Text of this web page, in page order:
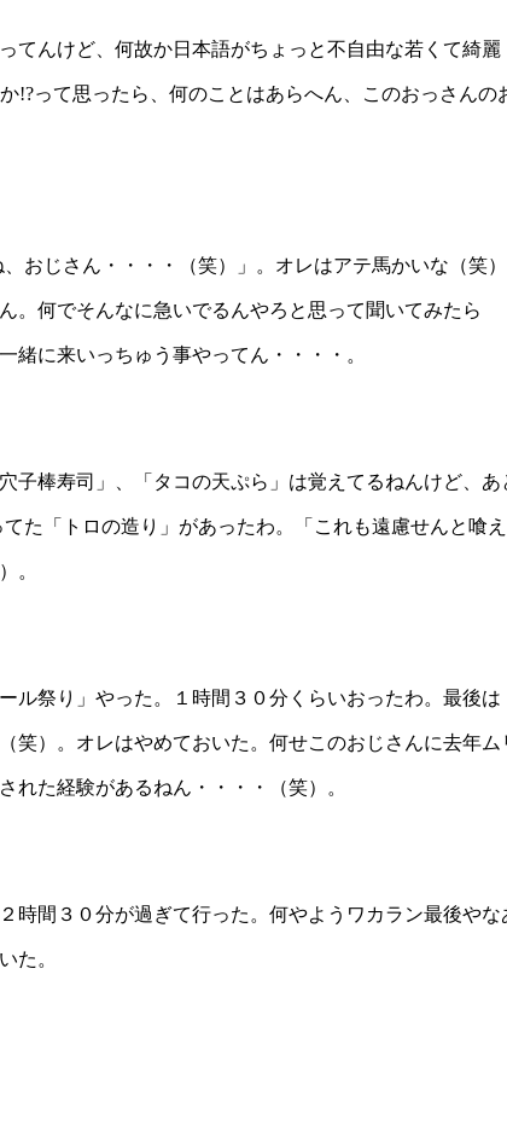
んけど、何故か日本語がちょっと不自由な若くて綺麗
って思ったら、何のことはあらへん、このおっさんの
おじさん・・・・（笑）」。オレはアテ馬かいな（笑
。何でそんなに急いでるんやろと思って聞いてみたら
緒に来いっちゅう事やってん・・・・。
棒寿司」、「タコの天ぷら」は覚えてるねんけど、あ
「トロの造り」があったわ。「これも遠慮せんと喰え
。
祭り」やった。１時間３０分くらいおったわ。最後は
笑）。オレはやめておいた。何せこのおじさんに去年ム
れた経験があるねん・・・・（笑）。
間３０分が過ぎて行った。何やようワカラン最後やな
た。